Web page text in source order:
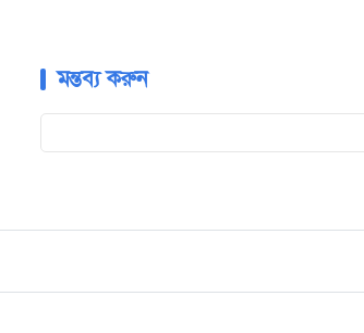
মন্তব্য করুন